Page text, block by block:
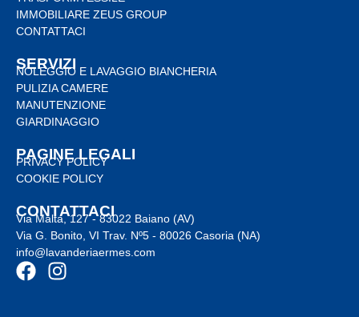
IMMOBILIARE ZEUS GROUP
CONTATTACI
SERVIZI
NOLEGGIO E LAVAGGIO BIANCHERIA
PULIZIA CAMERE
MANUTENZIONE
GIARDINAGGIO
PAGINE LEGALI
PRIVACY POLICY
COOKIE POLICY
CONTATTACI
Via Malta, 127 - 83022 Baiano (AV)
Via G. Bonito, VI Trav. Nº5 - 80026 Casoria (NA)
info@lavanderiaermes.com